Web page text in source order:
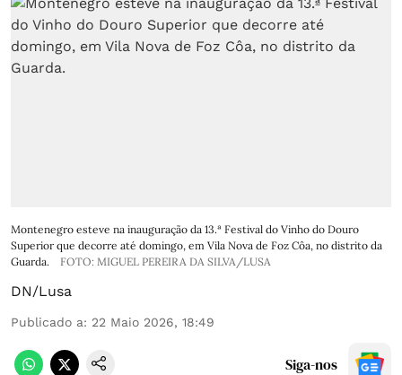
Montenegro esteve na inauguração da 13.ª Festival do Vinho do Douro
Superior que decorre até domingo, em Vila Nova de Foz Côa, no distrito da
Guarda.
FOTO: MIGUEL PEREIRA DA SILVA/LUSA
DN/Lusa
Publicado a: 22 Maio 2026, 18:49
Siga-nos